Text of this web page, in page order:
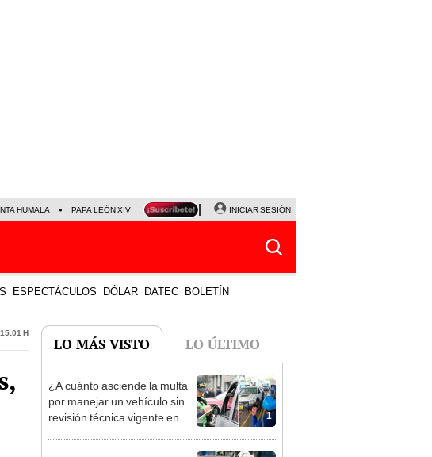
HUMALA PAPA LEÓN XIV NALDY SALDAÑA LA BELLA LUZ
INICIAR SESIÓN
ESPECTÁCULOS DÓLAR DATEC BOLETÍN
h
LO MÁS VISTO LO ÚLTIMO
1
¿A cuánto asciende la multa
por manejar un vehículo sin
revisión técnica vigente en el